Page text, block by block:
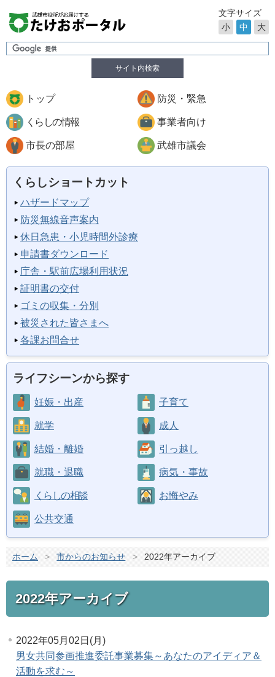
サイト内検索
文字サイズ
小
中 大
トップ 防災・緊急
くらしの情報 事業者向け
市長の部屋 武雄市議会
くらしショートカット
ハザードマップ
防災無線音声案内
休日急患・小児時間外診療
申請書ダウンロード
庁舎・駅前広場利用状況
証明書の交付
ゴミの収集・分別
被災された皆さまへ
各課お問合せ
ライフシーンから探す
妊娠・出産 子育て
就学 成人
結婚・離婚 引っ越し
就職・退職 病気・事故
くらしの相談 お悔やみ
公共交通
ホーム > 市からのお知らせ > 2022年アーカイブ
2022年アーカイブ
2022年05月02日(月)
男女共同参画推進委託事業募集～あなたのアイディア＆
活動を求む～